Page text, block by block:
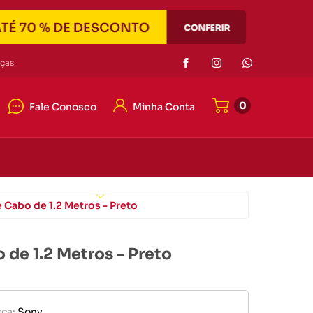
Fale Conosco
7121
Minha Conta 0
de pilha
Eletrônicos
de pilha
portátil
de 1.2 Metros - Preto
de 1.2 Metros - Preto